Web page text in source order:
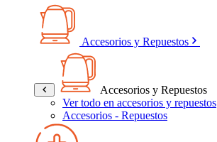
Accesorios y Repuestos
Accesorios y Repuestos
Ver todo en accesorios y repuestos
Accesorios - Repuestos